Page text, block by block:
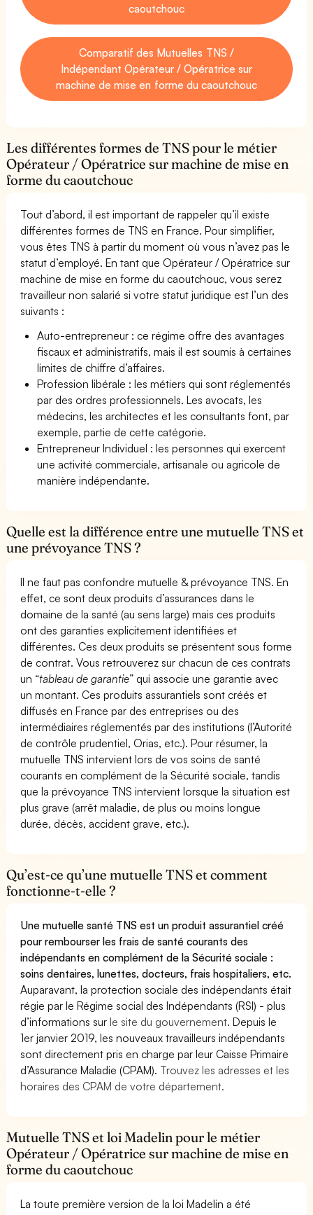
caoutchouc
Comparatif des Mutuelles TNS /
Indépendant Opérateur / Opératrice sur
machine de mise en forme du caoutchouc
Les différentes formes de TNS pour le métier
Opérateur / Opératrice sur machine de mise en
forme du caoutchouc
Tout d’abord, il est important de rappeler qu’il existe
différentes formes de TNS en France. Pour simplifier,
vous êtes TNS à partir du moment où vous n’avez pas le
statut d’employé. En tant que Opérateur / Opératrice sur
machine de mise en forme du caoutchouc, vous serez
travailleur non salarié si votre statut juridique est l’un des
suivants :
Auto-entrepreneur : ce régime offre des avantages
fiscaux et administratifs, mais il est soumis à certaines
limites de chiffre d’affaires.
Profession libérale : les métiers qui sont réglementés
par des ordres professionnels. Les avocats, les
médecins, les architectes et les consultants font, par
exemple, partie de cette catégorie.
Entrepreneur Individuel : les personnes qui exercent
une activité commerciale, artisanale ou agricole de
manière indépendante.
Quelle est la différence entre une mutuelle TNS et
une prévoyance TNS ?
Il ne faut pas confondre mutuelle & prévoyance TNS. En
effet, ce sont deux produits d’assurances dans le
domaine de la santé (au sens large) mais ces produits
ont des garanties explicitement identifiées et
différentes. Ces deux produits se présentent sous forme
de contrat. Vous retrouverez sur chacun de ces contrats
un “tableau de garantie” qui associe une garantie avec
un montant. Ces produits assurantiels sont créés et
diffusés en France par des entreprises ou des
intermédiaires réglementés par des institutions (l’Autorité
de contrôle prudentiel, Orias, etc.). Pour résumer, la
mutuelle TNS intervient lors de vos soins de santé
courants en complément de la Sécurité sociale, tandis
que la prévoyance TNS intervient lorsque la situation est
plus grave (arrêt maladie, de plus ou moins longue
durée, décès, accident grave, etc.).
Qu’est-ce qu’une mutuelle TNS et comment
fonctionne-t-elle ?
Une mutuelle santé TNS est un produit assurantiel créé
pour rembourser les frais de santé courants des
indépendants en complément de la Sécurité sociale :
soins dentaires, lunettes, docteurs, frais hospitaliers, etc.
Auparavant, la protection sociale des indépendants était
régie par le Régime social des Indépendants (RSI) - plus
d’informations surle site du gouvernement. Depuis le
1er janvier 2019, les nouveaux travailleurs indépendants
sont directement pris en charge par leur Caisse Primaire
d’Assurance Maladie (CPAM). Trouvez les adresses et les
horaires des CPAM de votre département.
Mutuelle TNS et loi Madelin pour le métier
Opérateur / Opératrice sur machine de mise en
forme du caoutchouc
La toute première version de la loi Madelin a été